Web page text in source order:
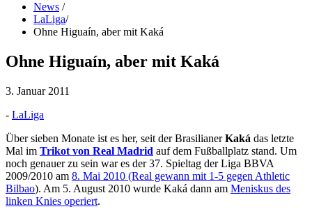
News /
LaLiga/
Ohne Higuaín, aber mit Kaká
Ohne Higuaín, aber mit Kaká
3. Januar 2011
- LaLiga
Über sieben Monate ist es her, seit der BrasilianerKaká das letzte
Mal im Trikot von Real Madrid auf dem Fußballplatz stand. Um
noch genauer zu sein war es der 37. Spieltag der Liga BBVA
2009/2010 am 8. Mai 2010 (Real gewann mit 1-5 gegen Athletic
Bilbao). Am 5. August 2010 wurde Kaká dann am Meniskus des
linken Knies operiert.